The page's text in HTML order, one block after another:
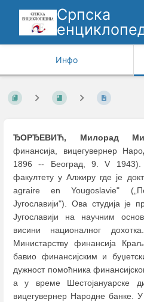
Српска
Инфо
ЂОРЂЕВИЋ, Милорад
финансија, вицегувернер
1896 -- Београд, 9. V 1943).
факултету у Алжиру где је
agraire en Yougoslavie"
Југославији"). Ова студија је
Југославији на научним
висини националног
Министарству финансија
бавио финансијским и
дужност помоћника
а у време Шестојануарске
вицегувернер Народне банке.